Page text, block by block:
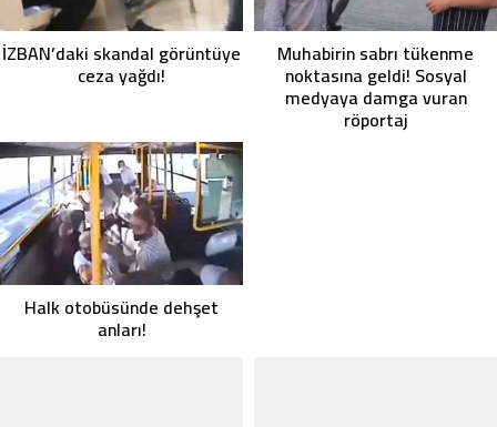
İZBAN’daki skandal görüntüye
ceza yağdı!
Muhabirin sabrı tükenme
noktasına geldi! Sosyal
medyaya damga vuran
röportaj
Halk otobüsünde dehşet
anları!